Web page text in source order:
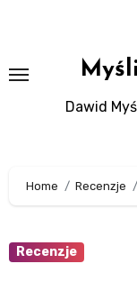
Dawid
Home Recenzje
Recenzje